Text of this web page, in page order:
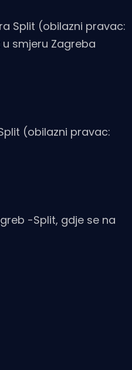
Split (obilazni pravac:
smjeru Zagreba
(obilazni pravac:
-Split, gdje se na